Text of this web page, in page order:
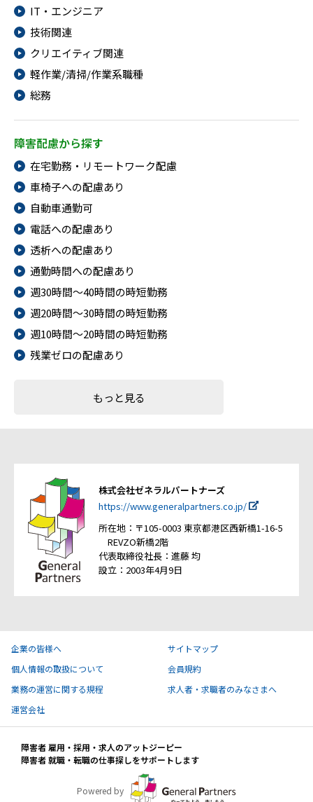
IT・エンジニア
技術関連
クリエイティブ関連
軽作業/清掃/作業系職種
総務
障害配慮から探す
在宅勤務・リモートワーク配慮
車椅子への配慮あり
自動車通勤可
電話への配慮あり
透析への配慮あり
通勤時間への配慮あり
週30時間～40時間の時短勤務
週20時間～30時間の時短勤務
週10時間～20時間の時短勤務
残業ゼロの配慮あり
もっと見る
株式会社ゼネラルパートナーズ
https://www.generalpartners.co.jp/
所在地：〒105-0003 東京都港区西新橋1-16-5
REVZO新橋2階
代表取締役社長：進藤 均
設立：2003年4月9日
企業の皆様へ
サイトマップ
個人情報の取扱について
会員規約
業務の運営に関する規程
求人者・求職者のみなさまへ
運営会社
障害者 雇用・採用・求人のアットジーピー
障害者 就職・転職の仕事探しをサポートします
Powered by